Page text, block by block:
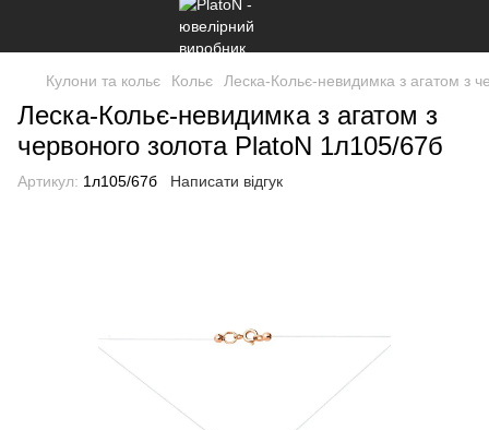
Кулони та кольє Кольє Леска-Кольє-невидимка з агатом з
Леска-Кольє-невидимка з агатом з
червоного золота PlatoN 1л105/67б
Артикул: 1л105/67б Написати відгук